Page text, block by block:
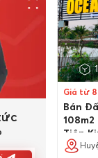
Giá từ
Bán
108m2
Tiện